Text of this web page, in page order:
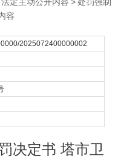
容
2025072400000002
决定书 塔市卫